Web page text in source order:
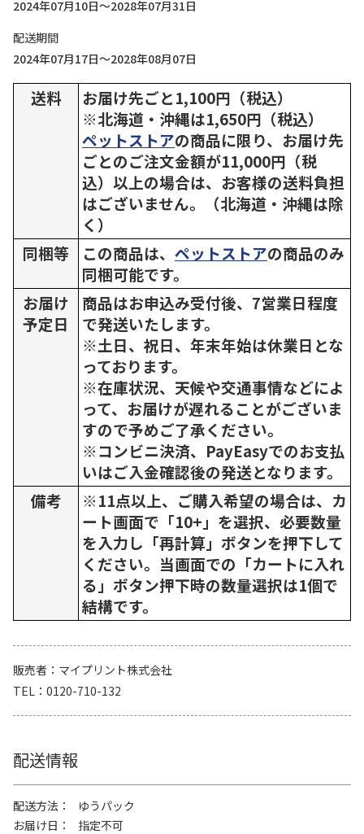
2024年07月10日～2028年07月31日
配送期間
2024年07月17日～2028年08月07日
送料
お届け先ごと1,100円（税込）
※北海道・沖縄は1,650円（税込）
ペットストアの商品に限り、お届け先
ごとのご注文金額が11,000円（税
込）以上の場合は、お客様の送料負担
はございません。（北海道・沖縄は除
く）
同梱等
この商品は、 ペットストアの商品のみ
同梱可能です。
お届け
予定日
商品はお申込み受付後、7営業日程度
で発送いたします。
※土日、祝日、年末年始は休業日とな
っております。
※在庫状況、天候や交通事情などによ
って、お届けが遅れることがございま
すので予めご了承ください。
※コンビニ決済、PayEasyでのお支払
いはご入金確認後の発送となります。
備考
※11点以上、ご購入希望の場合は、カ
ート画面で「10+」を選択、必要数量
を入力し「再計算」ボタンを押下して
ください。当画面での「カートに入れ
る」ボタン押下時の数量選択は1個で
結構です。
販売者
マイプリント株式会社
TEL
0120-710-132
配送情報
配送方法
ゆうパック
お届け日
指定不可